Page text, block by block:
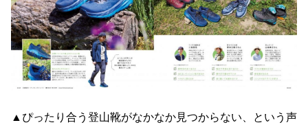
▲ぴったり合う登山靴がなかなか見つからない、という声